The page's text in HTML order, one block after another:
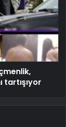
tartışıyor